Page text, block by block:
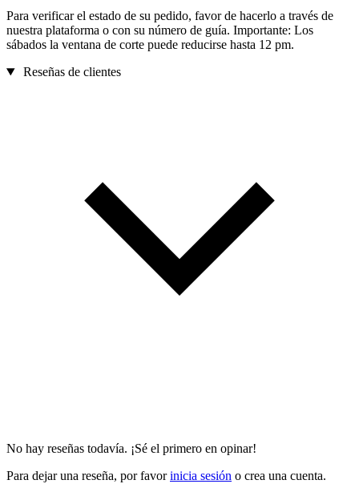
Para verificar el estado de su pedido, favor de hacerlo a través de
nuestra plataforma o con su número de guía. Importante: Los
sábados la ventana de corte puede reducirse hasta 12 pm.
Reseñas de clientes
No hay reseñas todavía. ¡Sé el primero en opinar!
Para dejar una reseña, por favorinicia sesión o crea una cuenta.